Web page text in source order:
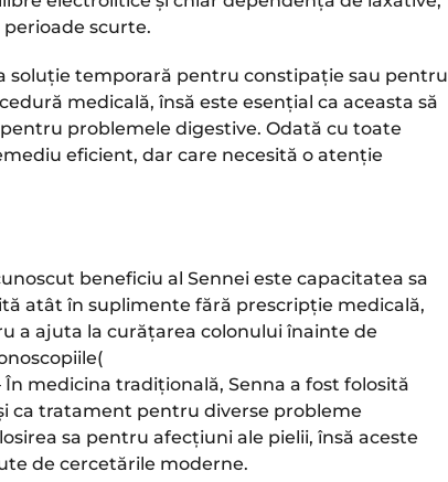
scurte.
soluție temporară pentru constipație sau pentru
medicală, însă este esențial ca aceasta să
problemele digestive. Odată cu toate
eficient, dar care necesită o atenție
beneficiu al Sennei este capacitatea sa
atât în suplimente fără prescripție medicală,
a ajuta la curățarea colonului înainte de
(
În medicina tradițională, Senna a fost folosită
ca tratament pentru diverse probleme
sa pentru afecțiuni ale pielii, însă aceste
de cercetările moderne​.